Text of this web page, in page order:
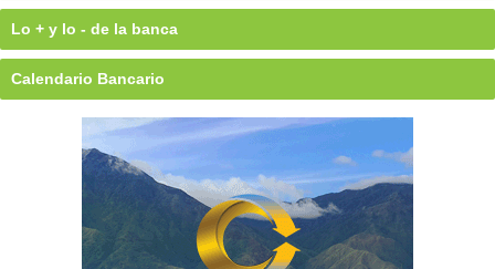
Lo + y lo - de la banca
Calendario Bancario